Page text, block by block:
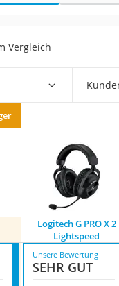
Vergleich
Logitech G PRO X 2
Lightspeed
Unsere Bewertung
SEHR GUT